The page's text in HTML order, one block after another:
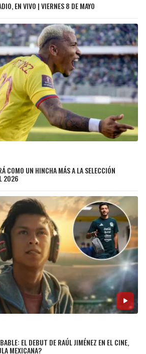
EN VIVO | VIERNES 8 DE MAYO
COMO UN HINCHA MÁS A LA SELECCIÓN
2026
EL DEBUT DE RAÚL JIMÉNEZ EN EL CINE,
MEXICANA?